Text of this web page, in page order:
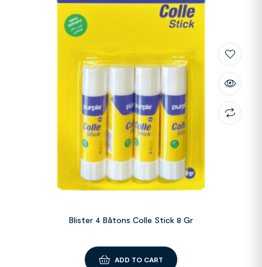
Blister 4 Bâtons Colle Stick 8 Gr
ADD TO CART